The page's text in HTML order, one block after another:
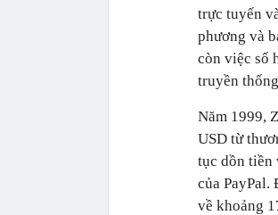
trực tuyến
phương và
còn việc số
truyền
Năm 1999,
USD từ
tục dồn tiền
của PayPal.
về khoảng